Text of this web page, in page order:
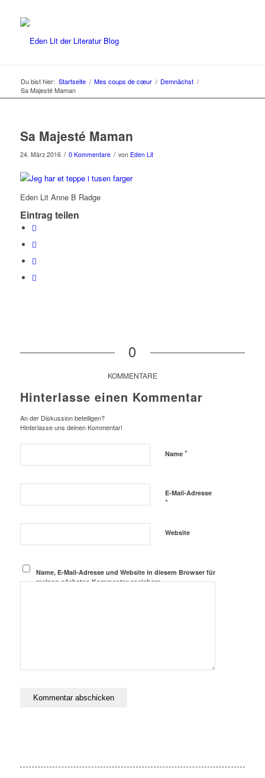
Du bist hier: Startseite / Mes coups de cœur / Demnächst /
Sa Majesté Maman
Sa Majesté Maman
24. März 2016 / 0 Kommentare / von Eden Lit
Eden Lit Anne B Radge
Eintrag teilen
0
KOMMENTARE
Hinterlasse einen Kommentar
An der Diskussion beteiligen?
Hinterlasse uns deinen Kommentar!
Name *
E-Mail-Adresse
*
Website
Name, E-Mail-Adresse und Website in diesem Browser für
meinen nächsten Kommentar speichern.